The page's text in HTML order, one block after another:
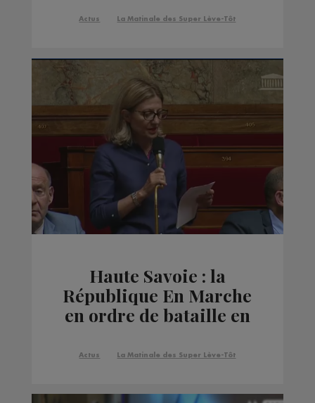
communes
Actus La Matinale des Super Lève-Tôt
Haute Savoie : la
République En Marche
en ordre de bataille en
2020
Actus La Matinale des Super Lève-Tôt